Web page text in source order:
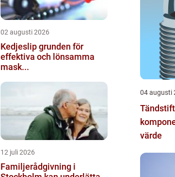
02 augusti 2026
Kedjeslip grunden för
effektiva och lönsamma
mask...
12 juli 2026
Familjerådgivning i
04 augusti
Tändstift små
värde